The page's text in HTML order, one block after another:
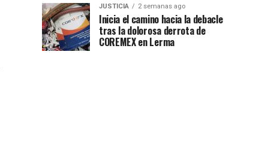
JUSTICIA 2 semanas ago
Inicia el camino hacia la debacle
tras la dolorosa derrota de
COREMEX en Lerma